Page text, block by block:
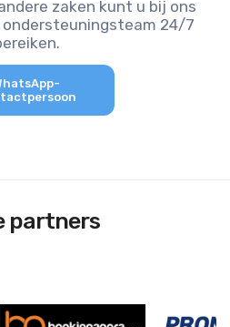
zaken kunt u bij ons
24/7
partners